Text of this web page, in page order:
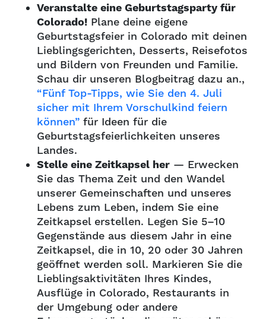
Veranstalte eine Geburtstagsparty für
Colorado! Plane deine eigene
Geburtstagsfeier in Colorado mit deinen
Lieblingsgerichten, Desserts, Reisefotos
und Bildern von Freunden und Familie.
Schau dir unseren Blogbeitrag dazu an.,
“Fünf Top-Tipps, wie Sie den 4. Juli
sicher mit Ihrem Vorschulkind feiern
können” für Ideen für die
Geburtstagsfeierlichkeiten unseres
Landes.
Stelle eine Zeitkapsel her — Erwecken
Sie das Thema Zeit und den Wandel
unserer Gemeinschaften und unseres
Lebens zum Leben, indem Sie eine
Zeitkapsel erstellen. Legen Sie 5–10
Gegenstände aus diesem Jahr in eine
Zeitkapsel, die in 10, 20 oder 30 Jahren
geöffnet werden soll. Markieren Sie die
Lieblingsaktivitäten Ihres Kindes,
Ausflüge in Colorado, Restaurants in
der Umgebung oder andere